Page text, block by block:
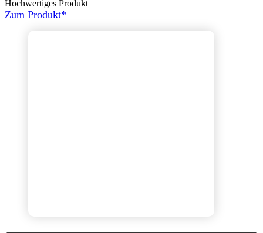
Hochwertiges Produkt
Zum Produkt*